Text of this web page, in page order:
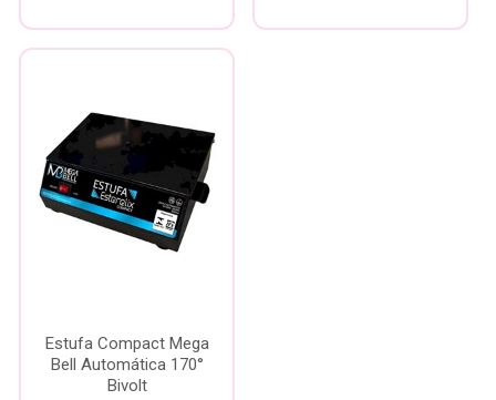
Estufa Compact Mega
Bell Automática 170°
Bivolt